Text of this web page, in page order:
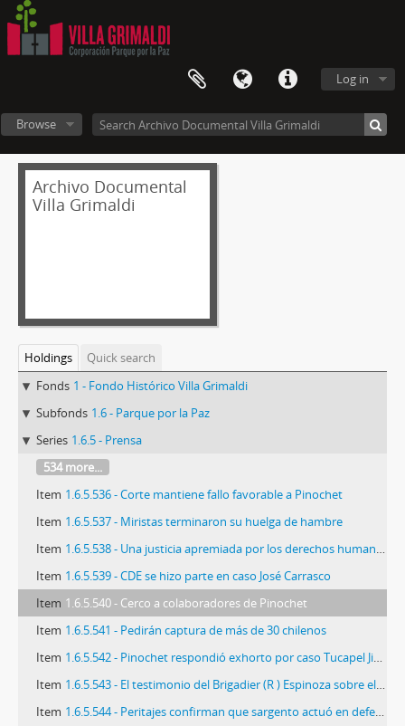
Log in
Browse
Archivo Documental
Villa Grimaldi
Holdings
Quick search
Fonds 1 - Fondo Histórico Villa Grimaldi
Subfonds 1.6 - Parque por la Paz
Series 1.6.5 - Prensa
534 more...
Item 1.6.5.536 - Corte mantiene fallo favorable a Pinochet
Item 1.6.5.537 - Miristas terminaron su huelga de hambre
Item 1.6.5.538 - Una justicia apremiada por los derechos humanos
Item 1.6.5.539 - CDE se hizo parte en caso José Carrasco
Item 1.6.5.540 - Cerco a colaboradores de Pinochet
Item 1.6.5.541 - Pedirán captura de más de 30 chilenos
Item 1.6.5.542 - Pinochet respondió exhorto por caso Tucapel Jiménez
Item 1.6.5.543 - El testimonio del Brigadier (R ) Espinoza sobre el caso Prats
Item 1.6.5.544 - Peritajes confirman que sargento actuó en defensa propia